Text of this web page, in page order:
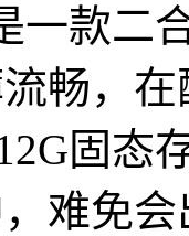
款二合
畅，
固态
难免